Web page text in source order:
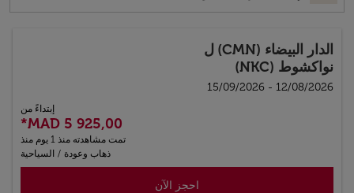
الدار البيضاء (CMN)
ل
نواكشوط (NKC)
12/08/2026 - 15/09/2026
إبتداءً من
MAD 5 925,00
*
تمت مشاهدته منذ 1 يوم منذ
ذهاب وعودة / السياحية
احجز الآن